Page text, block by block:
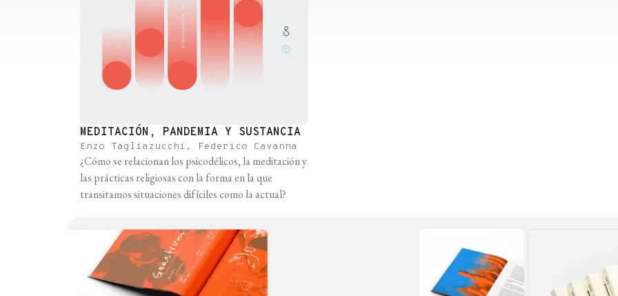
MEDITACIÓN, PANDEMIA Y SUSTANCIA
Enzo Tagliazucchi, Federico Cavanna
¿Cómo se relacionan los psicodélicos, la meditación y
las prácticas religiosas con la forma en la que
transitamos situaciones difíciles como la actual?